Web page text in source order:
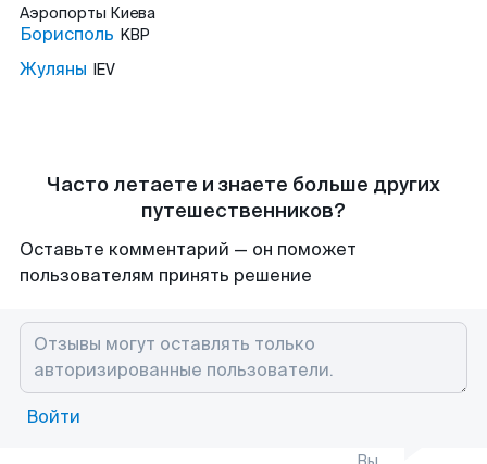
Аэропорты Киева
Борисполь KBP
Жуляны IEV
Часто летаете и знаете больше других
путешественников?
Оставьте комментарий — он поможет
пользователям принять решение
Войти